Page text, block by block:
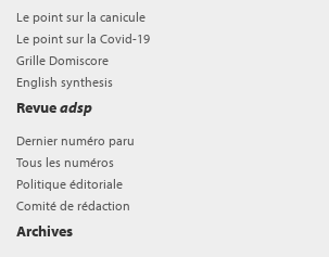
Le point sur la canicule
Le point sur la Covid-19
Grille Domiscore
English synthesis
Revueadsp
Dernier numéro paru
Tous les numéros
Politique éditoriale
Comité de rédaction
Archives